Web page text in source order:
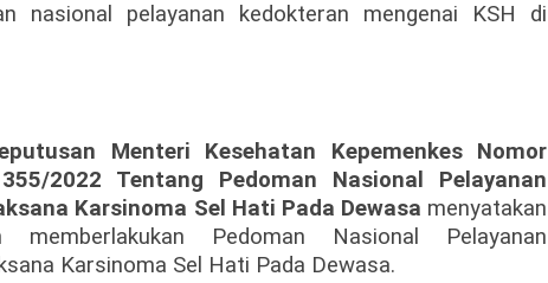
nasional pelayanan kedokteran mengenai KSH di
Menteri Kesehatan Kepemenkes Nomor
2022 Tentang Pedoman Nasional Pelayanan
Karsinoma Sel Hati Pada Dewasa menyatakan
memberlakukan Pedoman Nasional Pelayanan
Karsinoma Sel Hati Pada Dewasa.